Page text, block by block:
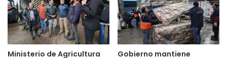
n
p
a
r
s
e
p
o
sMinisterio de Agricultura
Gobierno mantiene